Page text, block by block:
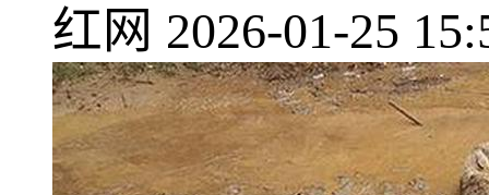
红网 2026-01-25